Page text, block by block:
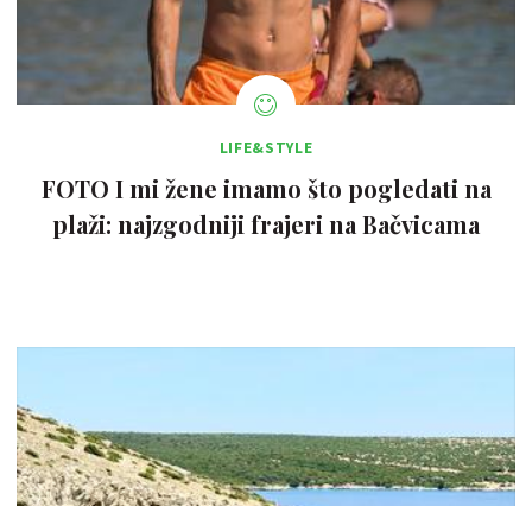
LIFE&STYLE
FOTO I mi žene imamo što pogledati na
plaži: najzgodniji frajeri na Bačvicama